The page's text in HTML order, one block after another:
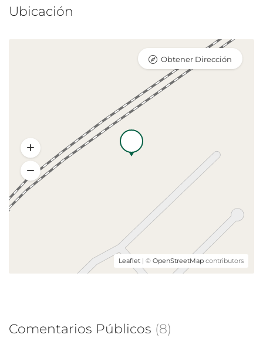
Ubicación
Leaflet | © OpenStreetMap contributors
Obtener Dirección
Comentarios Públicos (8)